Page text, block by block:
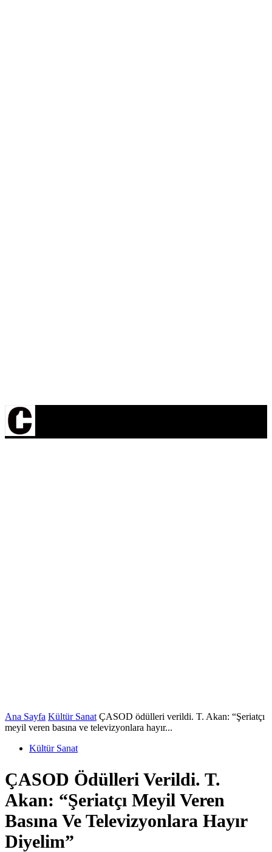
Ana Sayfa Kültür Sanat ÇASOD ödülleri verildi. T. Akan: “Şeriatçı
meyil veren basına ve televizyonlara hayır...
Kültür Sanat
ÇASOD Ödülleri Verildi. T.
Akan: “Şeriatçı Meyil Veren
Basına Ve Televizyonlara Hayır
Diyelim”